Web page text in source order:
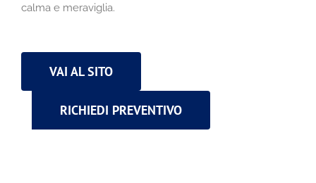
calma e meraviglia.
VAI AL SITO
RICHIEDI PREVENTIVO